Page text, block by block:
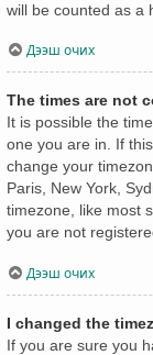
will be counted as a
Дээш очих
The times are not
It is possible the
one you are in. If
change your
Paris, New York,
timezone, like most
you are not
Дээш очих
I changed the
If you are sure you